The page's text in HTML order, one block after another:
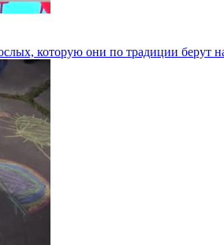
которую они по традиции берут